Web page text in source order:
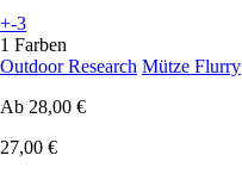
+-3
1 Farben
Outdoor Research Mütze Flurry
Ab 28,00 €
27,00 €